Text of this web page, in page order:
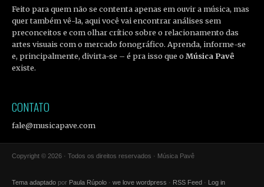
Feito para quem não se contenta apenas em ouvir a música, mas
quer também vê-la, aqui você vai encontrar análises sem
preconceitos e com olhar crítico sobre o relacionamento das
artes visuais com o mercado fonográfico. Aprenda, informe-se
e, principalmente, divirta-se – é pra isso que oMúsica Pavê
existe.
CONTATO
fale@musicapave.com
Copyright © 2026 · Todos os direitos reservados · Música Pavê
Tema adaptado por Paula Rúpolo · we love wordpress · RSS Feed · Log in